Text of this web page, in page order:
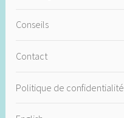
Conseils
Contact
Politique de confidentialité